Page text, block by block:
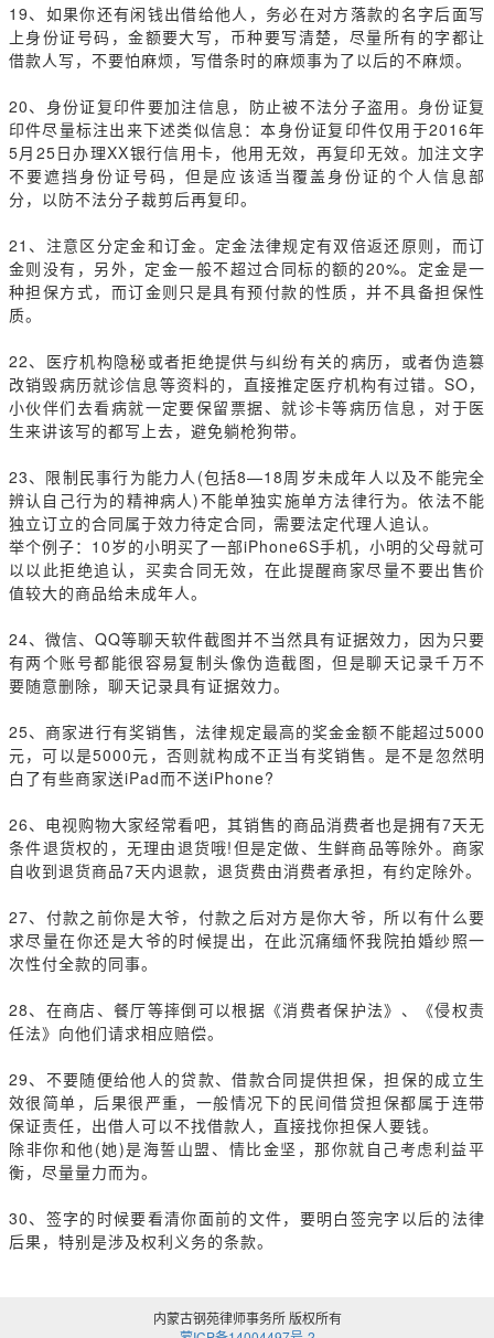
19、如果你还有闲钱出借给他人，务必在对方落款的名字后面写
上身份证号码，金额要大写，币种要写清楚，尽量所有的字都让
借款人写，不要怕麻烦，写借条时的麻烦事为了以后的不麻烦。
20、身份证复印件要加注信息，防止被不法分子盗用。身份证复
印件尽量标注出来下述类似信息：本身份证复印件仅用于2016年
5月25日办理XX银行信用卡，他用无效，再复印无效。加注文字
不要遮挡身份证号码，但是应该适当覆盖身份证的个人信息部
分，以防不法分子裁剪后再复印。
21 、注意区分定金和订金。定金法律规定有双倍返还原则，而订
金则没有，另外，定金一般不超过合同标的额的20%。定金是一
种担保方式，而订金则只是具有预付款的性质，并不具备担保性
质。
22、医疗机构隐秘或者拒绝提供与纠纷有关的病历，或者伪造篡
改销毁病历就诊信息等资料的，直接推定医疗机构有过错。SO，
小伙伴们去看病就一定要保留票据、就诊卡等病历信息，对于医
生来讲该写的都写上去，避免躺枪狗带。
23、限制民事行为能力人(包括8—18周岁未成年人以及不能完全
辨认自己行为的精神病人)不能单独实施单方法律行为。依法不能
独立订立的合同属于效力待定合同，需要法定代理人追认。
举个例子：10岁的小明买了一部iPhone6S手机，小明的父母就可
以以此拒绝追认，买卖合同无效，在此提醒商家尽量不要出售价
值较大的商品给未成年人。
24、微信、QQ等聊天软件截图并不当然具有证据效力，因为只要
有两个账号都能很容易复制头像伪造截图，但是聊天记录千万不
要随意删除，聊天记录具有证据效力。
25、商家进行有奖销售，法律规定最高的奖金金额不能超过5000
元，可以是5000元，否则就构成不正当有奖销售。是不是忽然明
白了有些商家送iPad而不送iPhone?
26、电视购物大家经常看吧，其销售的商品消费者也是拥有7天无
条件退货权的，无理由退货哦!但是定做、生鲜商品等除外。商家
自收到退货商品7天内退款，退货费由消费者承担，有约定除外。
27、付款之前你是大爷，付款之后对方是你大爷，所以有什么要
求尽量在你还是大爷的时候提出，在此沉痛缅怀我院拍婚纱照一
次性付全款的同事。
28、在商店、餐厅等摔倒可以根据《消费者保护法》、《侵权责
任法》向他们请求相应赔偿。
29、不要随便给他人的贷款、借款合同提供担保，担保的成立生
效很简单，后果很严重，一般情况下的民间借贷担保都属于连带
保证责任，出借人可以不找借款人，直接找你担保人要钱。
除非你和他(她)是海誓山盟、情比金坚，那你就自己考虑利益平
衡，尽量量力而为。
30、签字的时候要看清你面前的文件，要明白签完字以后的法律
后果，特别是涉及权利义务的条款。
内蒙古钢苑律师事务所 版权所有